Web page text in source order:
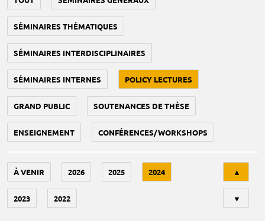
SÉMINAIRES THÉMATIQUES
SÉMINAIRES INTERDISCIPLINAIRES
SÉMINAIRES INTERNES POLICY LECTURES
GRAND PUBLIC SOUTENANCES DE THÈSE
ENSEIGNEMENT CONFÉRENCES/WORKSHOPS
À VENIR 2026 2025 2024
2023 2022
▲
▼